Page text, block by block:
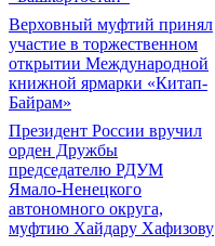
Верховный муфтий принял
участие в торжественном
открытии Международной
книжной ярмарки «Китап-
Байрам»
Президент России вручил
орден Дружбы
председателю РДУМ
Ямало-Ненецкого
автономного округа,
муфтию Хайдару Хафизову